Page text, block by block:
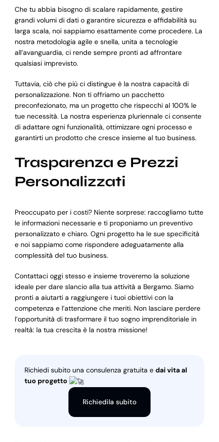
Che tu abbia bisogno di scalare rapidamente, gestire
grandi volumi di dati o garantire sicurezza e affidabilità su
larga scala, noi sappiamo esattamente come procedere. La
nostra metodologia agile e snella, unita a tecnologie
all’avanguardia, ci rende sempre pronti ad affrontare
qualsiasi imprevisto.
Tuttavia, ciò che più ci distingue è la nostra capacità di
personalizzazione. Non ti offriamo un pacchetto
preconfezionato, ma un progetto che rispecchi al 100% le
tue necessità. La nostra esperienza pluriennale ci consente
di adattare ogni funzionalità, ottimizzare ogni processo e
garantirti un prodotto che cresce insieme al tuo business.
Trasparenza e Prezzi
Personalizzati
Preoccupato per i costi? Niente sorprese: raccogliamo tutte
le informazioni necessarie e ti proponiamo un preventivo
personalizzato e chiaro. Ogni progetto ha le sue specificità
e noi sappiamo come rispondere adeguatamente alla
complessità del tuo business.
Contattaci oggi stesso e insieme troveremo la soluzione
ideale per dare slancio alla tua attività a Bergamo. Siamo
pronti a aiutarti a raggiungere i tuoi obiettivi con la
competenza e l’attenzione che meriti. Non lasciare perdere
l’opportunità di trasformare il tuo sogno imprenditoriale in
realtà: la tua crescita è la nostra missione!
Richiedi subito una consulenza gratuita e dai vita al
tuo progetto
Richiedila subito